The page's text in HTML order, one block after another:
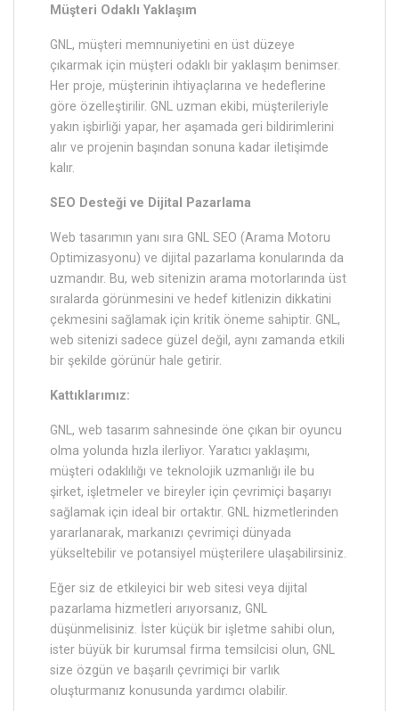
Müşteri Odaklı Yaklaşım
GNL, müşteri memnuniyetini en üst düzeye
çıkarmak için müşteri odaklı bir yaklaşım benimser.
Her proje, müşterinin ihtiyaçlarına ve hedeflerine
göre özelleştirilir. GNL uzman ekibi, müşterileriyle
yakın işbirliği yapar, her aşamada geri bildirimlerini
alır ve projenin başından sonuna kadar iletişimde
kalır.
SEO Desteği ve Dijital Pazarlama
Web tasarımın yanı sıra GNL SEO (Arama Motoru
Optimizasyonu) ve dijital pazarlama konularında da
uzmandır. Bu, web sitenizin arama motorlarında üst
sıralarda görünmesini ve hedef kitlenizin dikkatini
çekmesini sağlamak için kritik öneme sahiptir. GNL,
web sitenizi sadece güzel değil, aynı zamanda etkili
bir şekilde görünür hale getirir.
Kattıklarımız:
GNL, web tasarım sahnesinde öne çıkan bir oyuncu
olma yolunda hızla ilerliyor. Yaratıcı yaklaşımı,
müşteri odaklılığı ve teknolojik uzmanlığı ile bu
şirket, işletmeler ve bireyler için çevrimiçi başarıyı
sağlamak için ideal bir ortaktır. GNL hizmetlerinden
yararlanarak, markanızı çevrimiçi dünyada
yükseltebilir ve potansiyel müşterilere ulaşabilirsiniz.
Eğer siz de etkileyici bir web sitesi veya dijital
pazarlama hizmetleri arıyorsanız, GNL
düşünmelisiniz. İster küçük bir işletme sahibi olun,
ister büyük bir kurumsal firma temsilcisi olun, GNL
size özgün ve başarılı çevrimiçi bir varlık
oluşturmanız konusunda yardımcı olabilir.